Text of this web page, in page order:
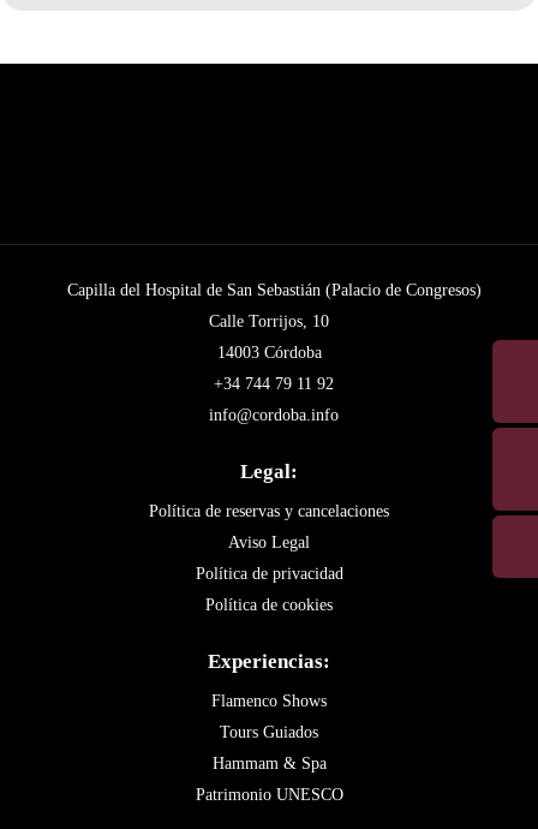
Capilla del Hospital de San Sebastián (Palacio de Congresos)
Calle Torrijos, 10
14003 Córdoba
+34 744 79 11 92
info@cordoba.info
Legal:
Política de reservas y cancelaciones
Aviso Legal
Política de privacidad
Política de cookies
Experiencias:
Flamenco Shows
Tours Guiados
Hammam & Spa
Patrimonio UNESCO